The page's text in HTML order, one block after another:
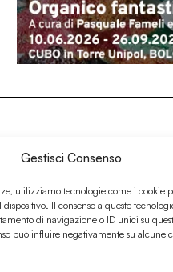
Gestisci Consenso
utilizziamo tecnologie come i cookie
Il consenso a queste
di navigazione o ID unici su
può influire negativamente su alcune